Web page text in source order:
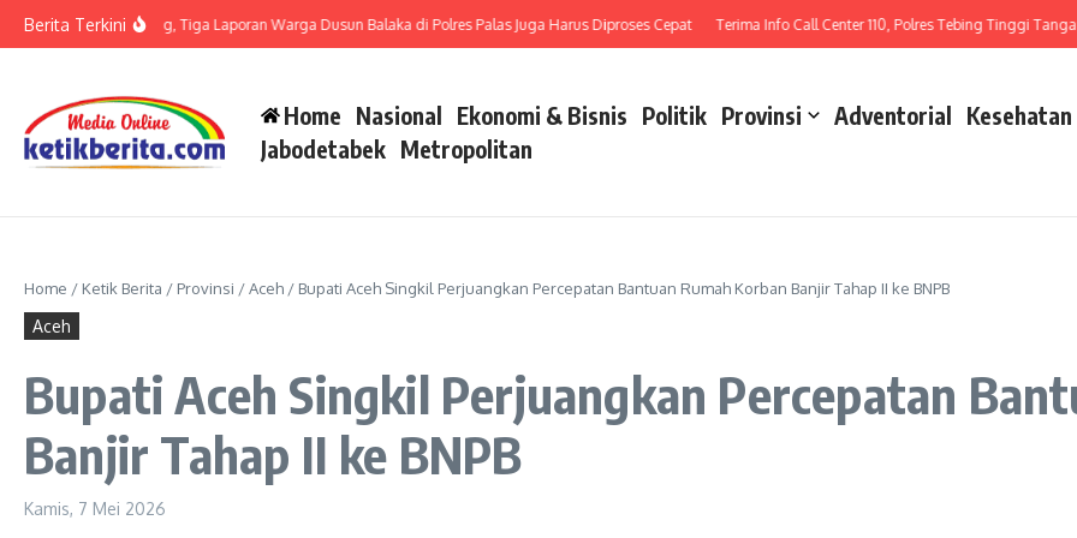
Berita Terkini
LP di Polsek Barteng, Tiga Laporan Warga Dusun Balaka di Polres Palas Juga Harus Diproses Cepat Terima Info Call Center 110, Polres Tebing Tinggi Tangani
Home Nasional Ekonomi & Bisnis Politik Provinsi Adventorial Kesehatan
Jabodetabek Metropolitan
Home / Ketik Berita / Provinsi /Aceh / Bupati Aceh Singkil Perjuangkan Percepatan Bantuan Rumah Korban Banjir Tahap II ke BNPB
Aceh
Bupati Aceh Singkil Perjuangkan Percepatan
Banjir Tahap II ke BNPB
Kamis, 7 Mei 2026